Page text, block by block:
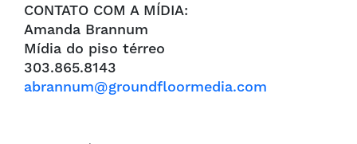
CONTATO COM A MÍDIA:
Amanda Brannum
Mídia do piso térreo
303.865.8143
abrannum@groundfloormedia.com